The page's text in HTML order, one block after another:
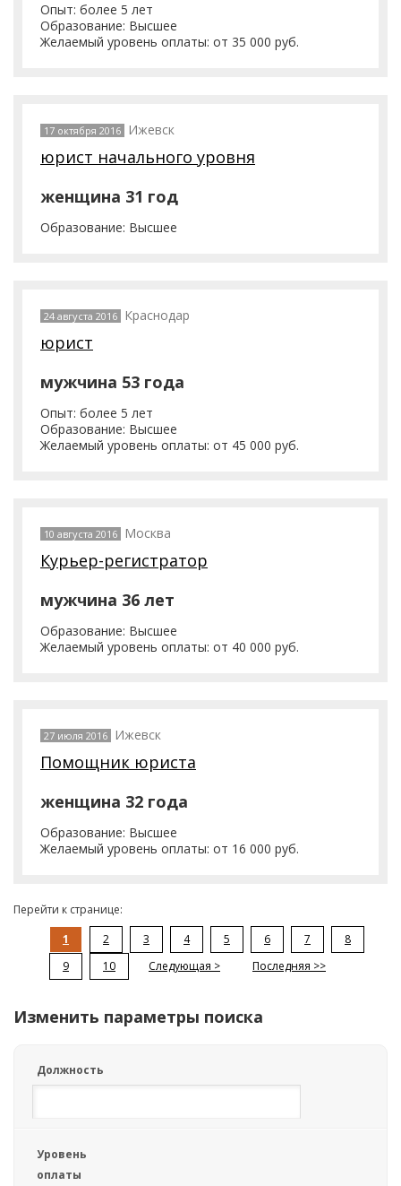
Опыт: более 5 лет
Образование: Высшее
Желаемый уровень оплаты: от 35 000 руб.
17 октября 2016 Ижевск
юрист начального уровня
женщина 31 год
Образование: Высшее
24 августа 2016 Краснодар
юрист
мужчина 53 года
Опыт: более 5 лет
Образование: Высшее
Желаемый уровень оплаты: от 45 000 руб.
10 августа 2016 Москва
Курьер-регистратор
мужчина 36 лет
Образование: Высшее
Желаемый уровень оплаты: от 40 000 руб.
27 июля 2016 Ижевск
Помощник юриста
женщина 32 года
Образование: Высшее
Желаемый уровень оплаты: от 16 000 руб.
Перейти к странице:
1
2 3 4 5 6 7
8
9
10 Следующая > Последняя >>
Изменить параметры поиска
Должность
Уровень
оплаты